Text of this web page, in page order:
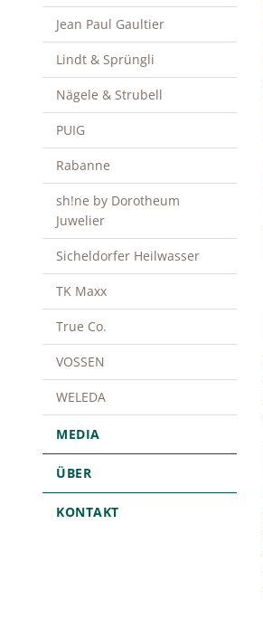
Jean Paul Gaultier
Lindt & Sprüngli
Nägele & Strubell
PUIG
Rabanne
sh!ne by Dorotheum
Juwelier
Sicheldorfer Heilwasser
TK Maxx
True Co.
VOSSEN
WELEDA
MEDIA
ÜBER
KONTAKT